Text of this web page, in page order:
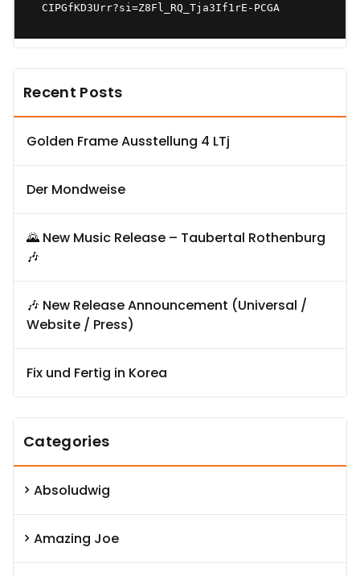
CIPGfKD3Urr?si=Z8Fl_RQ_Tja3If1rE-PCGA
Recent Posts
Golden Frame Ausstellung 4 LTj
Der Mondweise
🌄 New Music Release – Taubertal Rothenburg
🎶
🎶 New Release Announcement (Universal /
Website / Press)
Fix und Fertig in Korea
Categories
Absoludwig
Amazing Joe